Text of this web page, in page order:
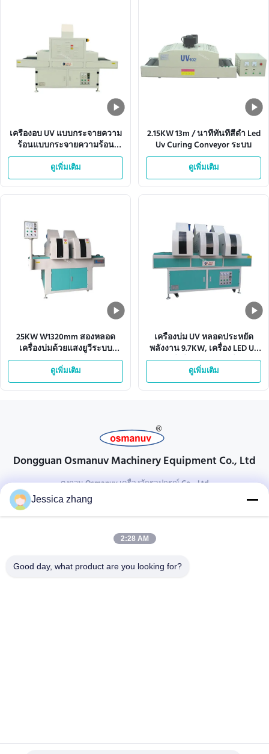
เครื่องอบ UV แบบกระจายความ
ร้อนแบบกระจายความร้อน
ISO9001 380V 50HZ
ดูเพิ่มเติม
2.15KW 13m / นาทีทันทีสีดำ Led
Uv Curing Conveyor ระบบ
ดูเพิ่มเติม
25KW W1320mm สองหลอด
เครื่องบ่มด้วยแสงยูวีระบบ
สายพานลำเลียง
ดูเพิ่มเติม
เครื่องบ่ม UV หลอดประหยัด
พลังงาน 9.7KW, เครื่อง LED Uv
สีเขียว 15m / นาที
ดูเพิ่มเติม
Dongguan Osmanuv Machinery Equipment Co., Ltd
ตงกวน Osmanuv เครื่องจักรอุปกรณ์ Co. , Ltd
ติดต่อ
28 อุตสาหกรรมที่สอง Liu chong wei, Wanjiang, DongGuan,
86-769 -88125248
Jessica zhang
2:28 AM
Good day, what product are you looking for?